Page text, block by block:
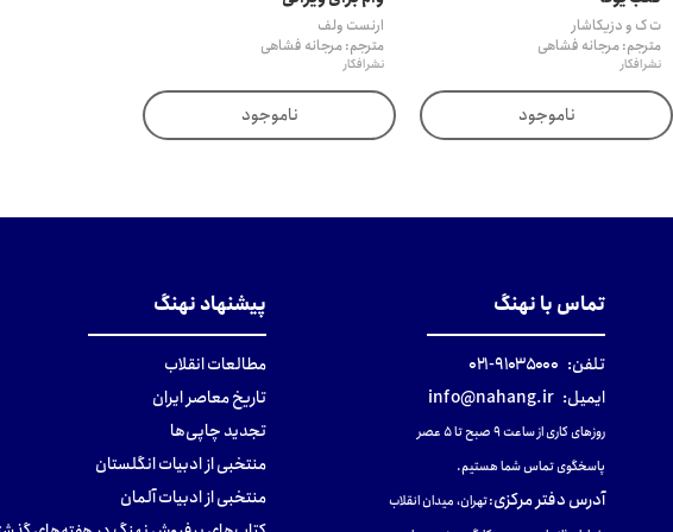
ت ک و دزیکاشار
مترجم: مرجانه فشاهی
نشر افکار
ناموجود
ارنست ولف
مترجم: مرجانه فشاهی
نشر افکار
ناموجود
تماس با نهنگ
تلفن: ۹۱۰۳۵۰۰۰-۰۲۱
ایمیل: info@nahang.ir
روزهای کاری از ساعت ۹ صبح تا ۵ عصر
پاسخگوی تماس شما هستیم.
آدرس دفتر مرکزی:تهران، میدان انقلاب
پیشنهاد نهنگ
مطالعات انقلاب
تاریخ معاصر ایران
تجدید چاپی‌ها
منتخبی از ادبیات انگلستان
منتخبی از ادبیات آلمان